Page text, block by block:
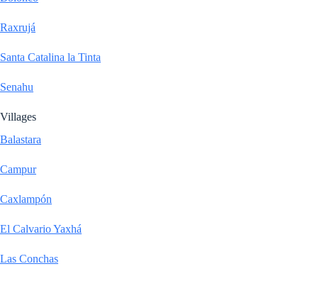
Raxrujá
Santa Catalina la Tinta
Senahu
Villages
Balastara
Campur
Caxlampón
El Calvario Yaxhá
Las Conchas